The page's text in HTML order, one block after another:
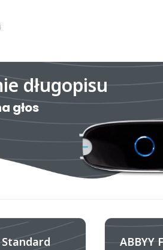
długopisu
głos
Standard ABBYY